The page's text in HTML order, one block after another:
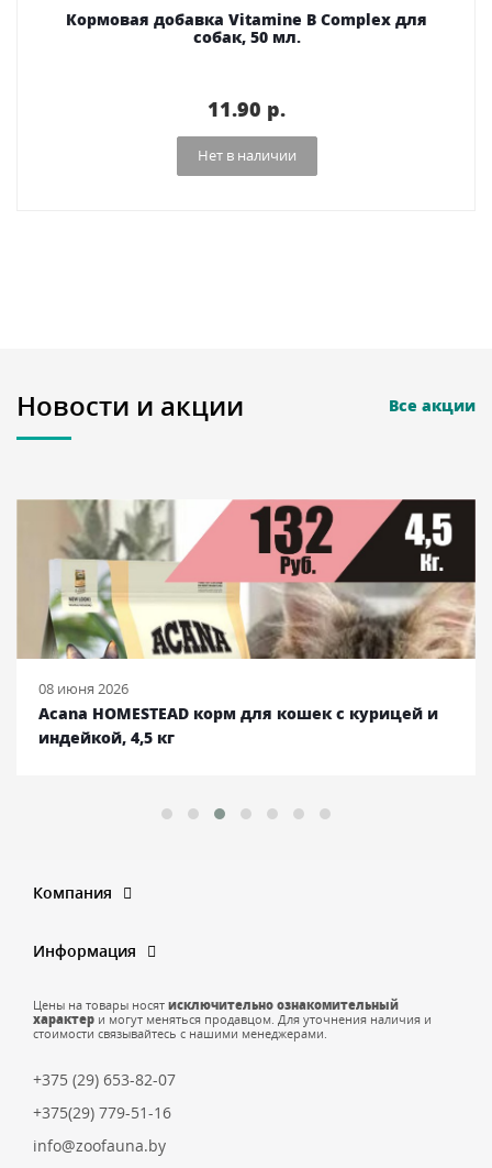
Кормовая добавка Vitamine B Complex для
собак, 50 мл.
11.90 p.
Нет в наличии
Новости и акции Все акции
08 июня 2026
Acana HOMESTEAD корм для кошек с курицей и
индейкой, 4,5 кг
Компания
Информация
Цены на товары носят исключительно ознакомительный
характер и могут меняться продавцом. Для уточнения наличия и
стоимости связывайтесь с нашими менеджерами.
+375 (29) 653-82-07
+375(29) 779-51-16
info@zoofauna.by